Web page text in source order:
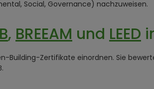
Social, Governance) nachzuweisen.
, BREEAM und LEED
Building-Zertifikate einordnen. Sie